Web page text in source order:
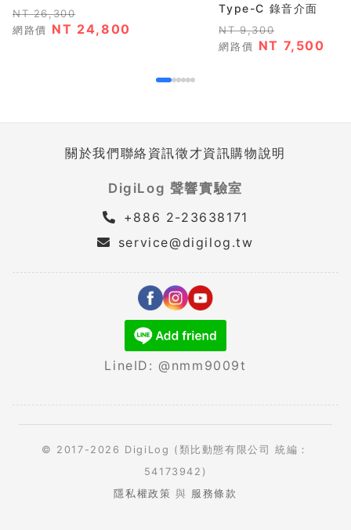
NT 26,300
網路價 NT 24,800
Type-C 錄音介面
NT 9,300
網路價 NT 7,500
關於我們聯絡資訊徵才資訊購物說明
DigiLog 聲響實驗室
+886 2-23638171
service@digilog.tw
LineID: @nmm9009t
© 2017-2026 DigiLog (類比動態有限公司 統編：
54173942)
隱私權政策 與 服務條款